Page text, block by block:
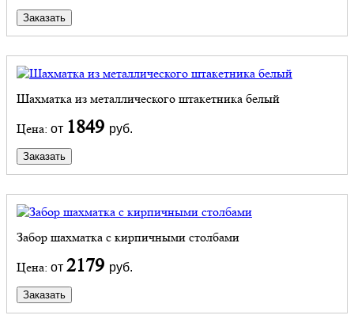
Заказать
Шахматка из металлического штакетника белый
Цена: от 1849 руб.
Заказать
Забор шахматка с кирпичными столбами
Цена: от 2179 руб.
Заказать